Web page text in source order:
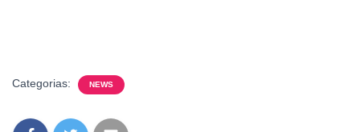
Categorias: NEWS